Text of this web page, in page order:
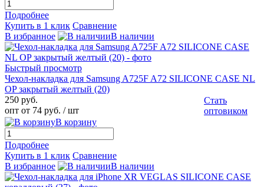
Подробнее
Купить в 1 клик Сравнение
В избранное
В наличии
Быстрый просмотр
Чехол-накладка для Samsung A725F A72 SILICONE CASE NL
OP закрытый желтый (20)
250 руб.
опт от 74 руб. / шт
Стать
оптовиком
В корзину
Подробнее
Купить в 1 клик Сравнение
В избранное
В наличии